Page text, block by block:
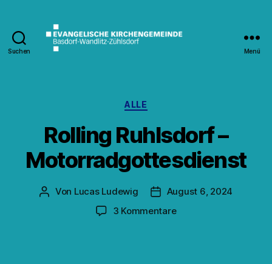
Suchen Menü
Kategorien
ALLE
Rolling Ruhlsdorf –
Motorradgottesdienst
Beitragsautor
Von Lucas Ludewig Veröffentlichungsdatum
August 6, 2024
3 Kommentarezu